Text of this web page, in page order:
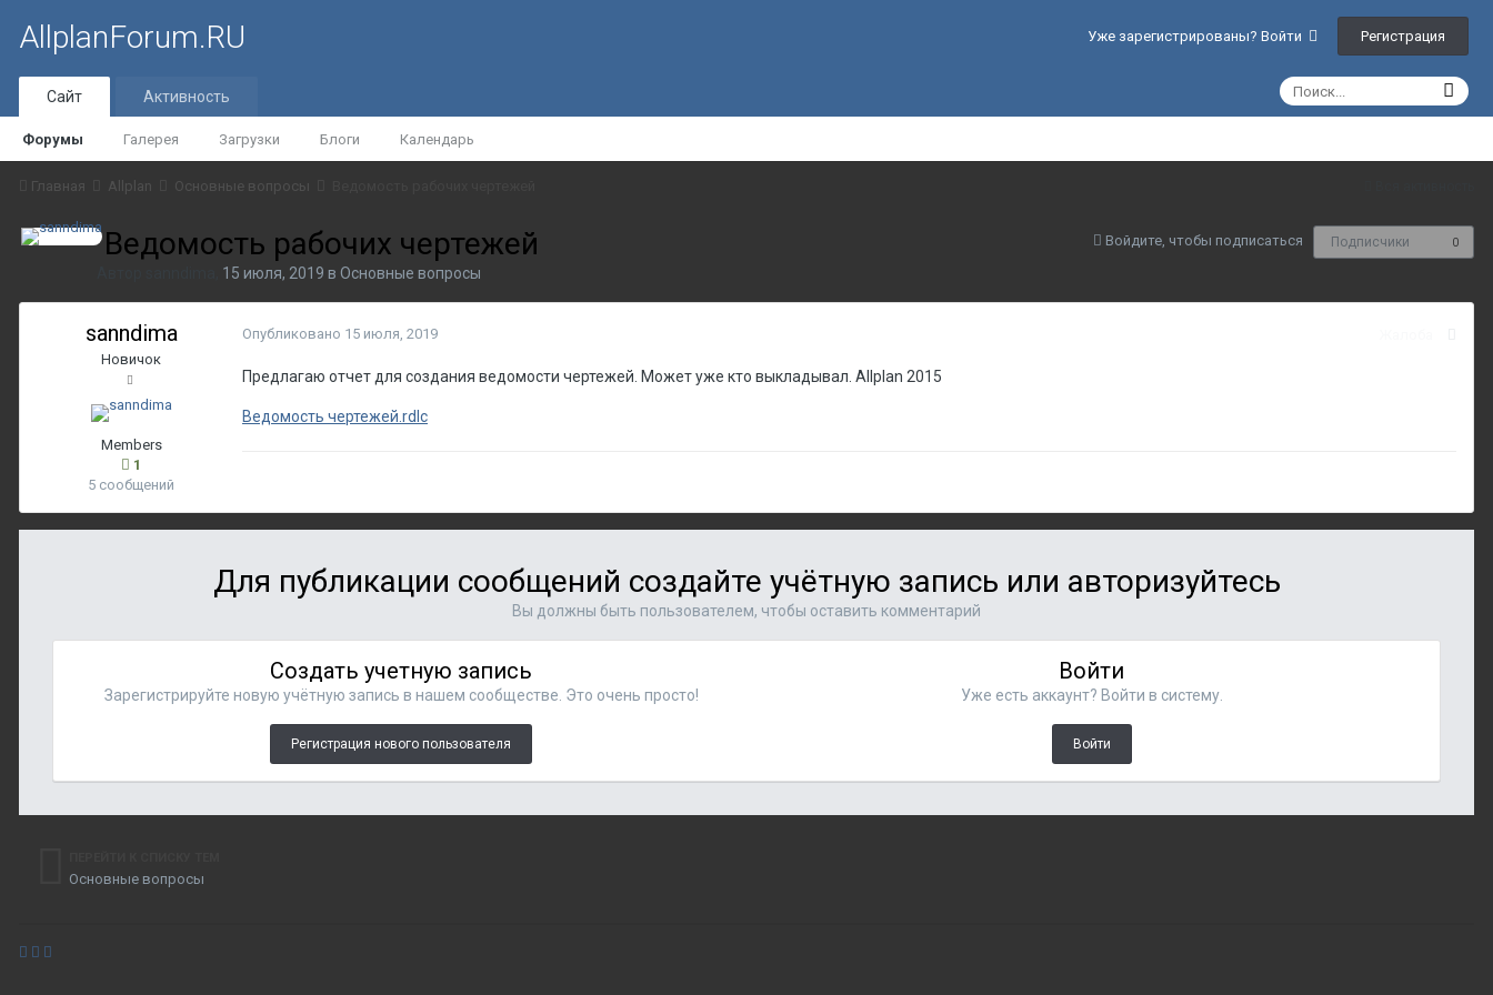
AllplanForum.RU Уже зарегистрированы? Войти Регистрация
Сайт
Форумы Галерея Загрузки Блоги Календарь
Активность
Главная Allplan Основные вопросы
Войдите, чтобы подписаться Подписчики 0
Ведомость рабочих чертежей
15 июля, 2019 в Основные вопросы
sanndima
Новичок
Members
1
5 сообщений
Опубликовано 15 июля, 2019
Предлагаю отчет для создания ведомости чертежей. Может уже кто выкладывал. Allplan 2015
Ведомость чертежей.rdlc
Для публикации сообщений создайте учётную запись или авторизуйтесь
Вы должны быть пользователем, чтобы оставить комментарий
Создать учетную запись
Зарегистрируйте новую учётную запись в нашем сообществе. Это очень просто!
Регистрация нового пользователя
Войти
Уже есть аккаунт? Войти в систему.
Войти
Основные вопросы